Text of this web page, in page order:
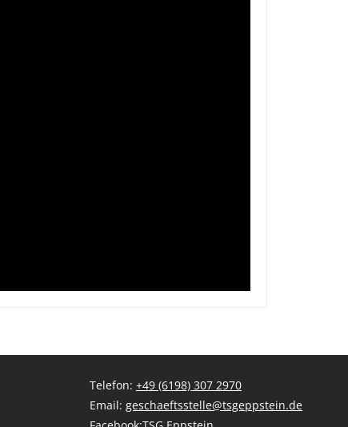
Telefon: +49 (6198) 307 2970
Email: geschaeftsstelle@tsgeppstein.de